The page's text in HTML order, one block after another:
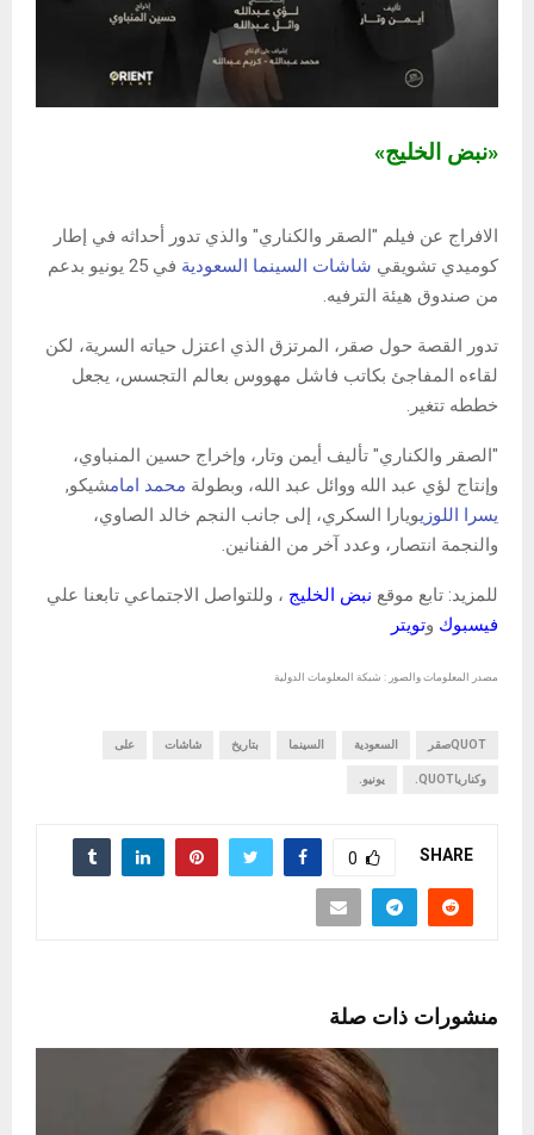
«نبض الخليج»
الافراج عن فيلم "الصقر والكناري" والذي تدور أحداثه في إطار
كوميدي تشويقي شاشات السينما السعودية
في 25 يونيو بدعم
من صندوق هيئة الترفيه.
تدور القصة حول صقر، المرتزق الذي اعتزل حياته السرية، لكن
لقاءه المفاجئ بكاتب فاشل مهووس بعالم التجسس، يجعل
خططه تتغير.
"الصقر والكناري" تأليف أيمن وتار، وإخراج حسين المنباوي،
وإنتاج لؤي عبد الله ووائل عبد الله، وبطولة محمد امامشيكو,
يسرا اللوزيويارا السكري، إلى جانب النجم خالد الصاوي،
والنجمة انتصار، وعدد آخر من الفنانين.
للمزيد: تابع موقع نبض الخليج ، وللتواصل الاجتماعي تابعنا علي
فيسبوك وتويتر
مصدر المعلومات والصور : شبكة المعلومات الدولية
QUOTصقر السعودية السينما بتاريخ شاشات على
وكنارياQUOT. يونيو.
SHARE
0
منشورات ذات صلة